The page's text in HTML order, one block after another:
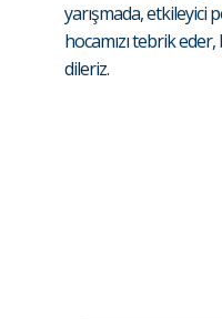
yarışmada, etkileyici
hocamızı tebrik eder,
dileriz.